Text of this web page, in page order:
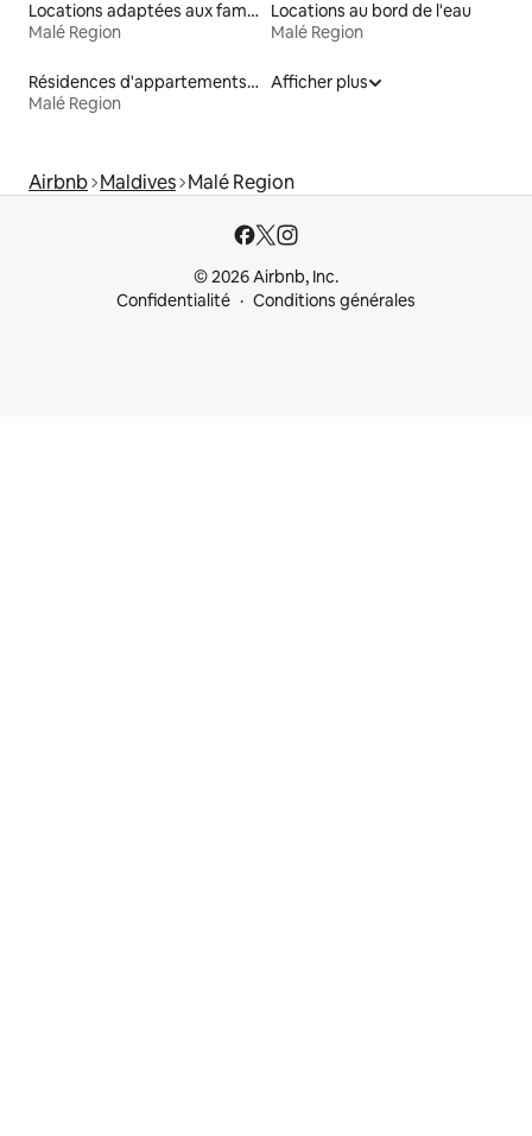
Locations adaptées aux familles
Malé Region
Locations au bord de l'eau
Malé Region
Résidences d'appartements en location
Malé Region
Afficher plus
Airbnb Maldives Malé Region
© 2026 Airbnb, Inc.
Confidentialité
Conditions générales